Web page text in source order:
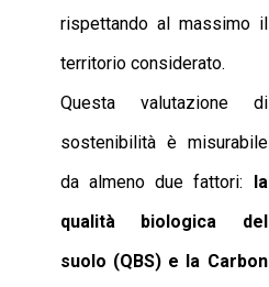
rispettando al massimo il
territorio considerato.
Questa valutazione di
sostenibilità è misurabile
da almeno due fattori: la
qualità biologica del
suolo (QBS) e la Carbon